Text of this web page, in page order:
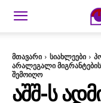
მთავარი სიახლეები
არალეგალი მიგრანტების
შემოიღო
ᲐᲨᲨ-Ს